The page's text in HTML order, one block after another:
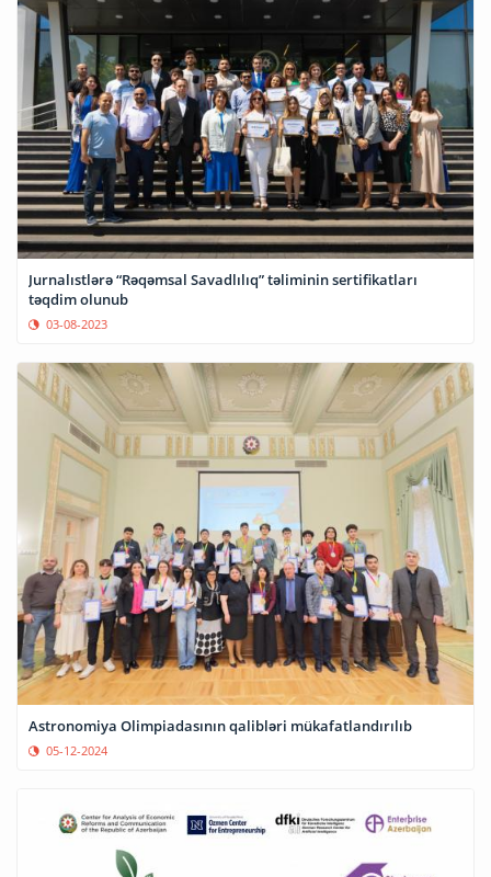
Jurnalıstlərə “Rəqəmsal Savadlılıq” təliminin sertifikatları
təqdim olunub
03-08-2023
Astronomiya Olimpiadasının qalibləri mükafatlandırılıb
05-12-2024